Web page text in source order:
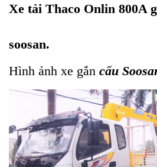
Xe tải Thaco Onlin 800A
soosan.
Hình ảnh xe gắn cẩu